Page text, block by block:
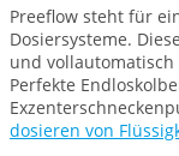
Preeflow steht für
Dosiersysteme.
und
Perfekte
dosieren von